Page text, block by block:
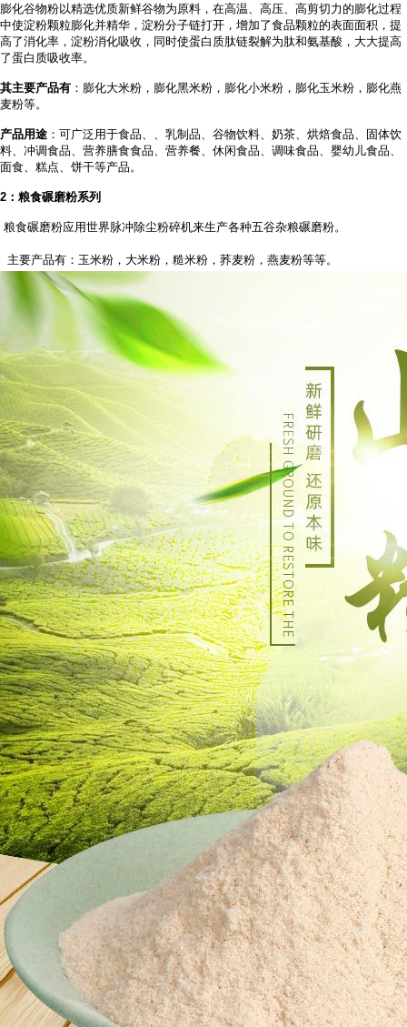
膨化谷物粉以精选优质新鲜谷物为原料，在高温、高压、高剪切力的膨化过程
中使淀粉颗粒膨化并精华，淀粉分子链打开，增加了食品颗粒的表面面积，提
高了消化率，淀粉消化吸收，同时使蛋白质肽链裂解为肽和氨基酸，大大提高
了蛋白质吸收率。
其主要产品有 ：膨化大米粉，膨化黑米粉，膨化小米粉，膨化玉米粉，膨化燕
麦粉等。
产品用途 ：可广泛用于食品、 、乳制品、谷物饮料、奶茶、烘焙食品、固体饮
料、冲调食品、营养膳食食品、营养餐、休闲食品、调味食品、婴幼儿食品、
面食、糕点、饼干等产品。
2 ：粮食碾磨粉系列
粮食碾磨粉应用世界脉冲除尘粉碎机来生产各种五谷杂粮碾磨粉。
主要产品有：玉米粉，大米粉，糙米粉，荞麦粉，燕麦粉等等。